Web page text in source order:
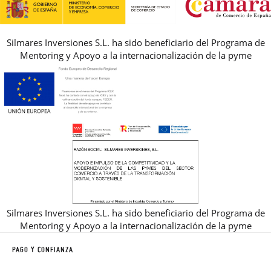
Silmares Inversiones S.L. ha sido beneficiario del Programa de
Mentoring y Apoyo a la internacionalización de la pyme
Silmares Inversiones S.L. ha sido beneficiario del Programa de
Mentoring y Apoyo a la internacionalización de la pyme
PAGO Y CONFIANZA